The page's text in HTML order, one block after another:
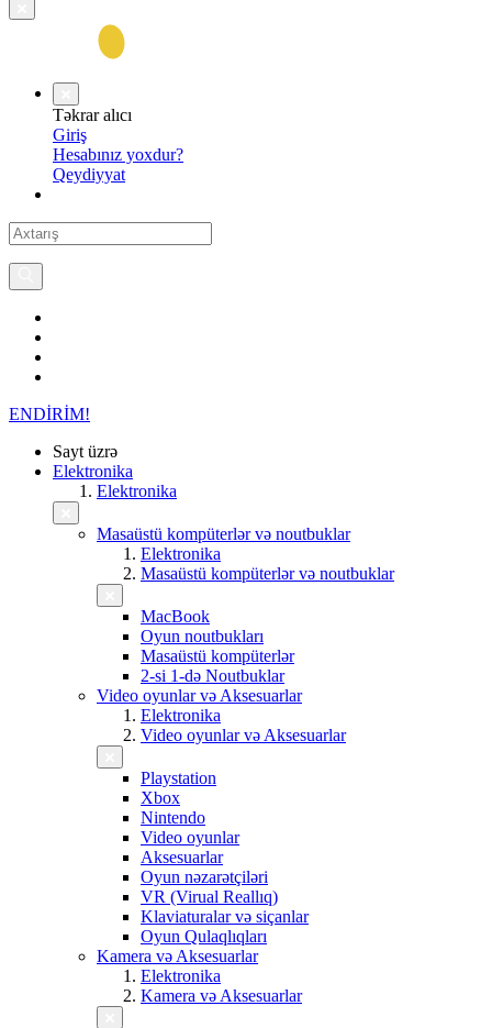
Təkrar alıcı
Giriş
Hesabınız yoxdur?
Qeydiyyat
ENDİRİM!
Sayt üzrə
Elektronika
Elektronika
Masaüstü kompüterlər və noutbuklar
Elektronika
Masaüstü kompüterlər və noutbuklar
MacBook
Oyun noutbukları
Masaüstü kompüterlər
2-si 1-də Noutbuklar
Video oyunlar və Aksesuarlar
Elektronika
Video oyunlar və Aksesuarlar
Playstation
Xbox
Nintendo
Video oyunlar
Aksesuarlar
Oyun nəzarətçiləri
VR (Virual Reallıq)
Klaviaturalar və siçanlar
Oyun Qulaqlıqları
Kamera və Aksesuarlar
Elektronika
Kamera və Aksesuarlar